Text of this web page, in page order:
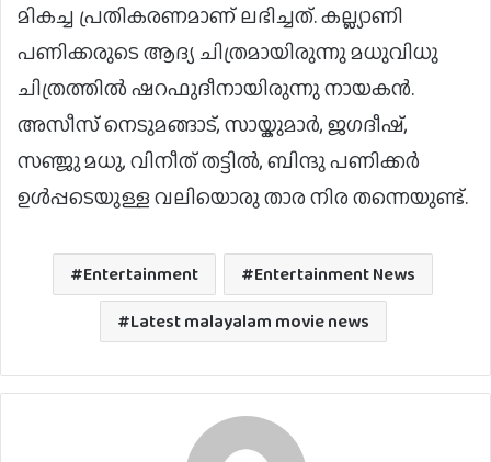
മികച്ച പ്രതികരണമാണ് ലഭിച്ചത്. കല്ല്യാണി
പണിക്കരുടെ ആദ്യ ചിത്രമായിരുന്നു മധുവിധു
ചിത്രത്തില്‍ ഷറഫുദീനായിരുന്നു നായകന്‍.
അസീസ് നെടുമങ്ങാട്, സായ്കുമാര്‍, ജഗദീഷ്,
സഞ്ജു മധു, വിനീത് തട്ടില്‍, ബിന്ദു പണിക്കര്‍
ഉള്‍പ്പടെയുള്ള വലിയൊരു താര നിര തന്നെയുണ്ട്.
Entertainment
Entertainment News
Latest malayalam movie news